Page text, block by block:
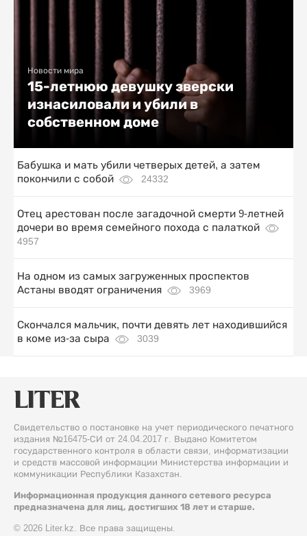
Новости мира
15-летнюю девушку зверски
изнасиловали и убили в
собственном доме
Бабушка и мать убили четверых детей, а затем
покончили с собой
24332
Отец арестован после загадочной смерти 9-летней
дочери во время семейного похода с палаткой
4957
На одном из самых загруженных проспектов
Астаны вводят ограничения
3969
Скончался мальчик, почти девять лет находившийся
в коме из-за сыра
3039
Свидетельство о постановке на учет периодического печатного
издания №16475-СИ от 24.04.2017 г. Выдано Комитетом
государственного контроля в области связи, информатизации
и средств массовой информации Министерства информации и
коммуникации Республики Казахстан.
Информационная продукция данного сетевого ресурса
предназначена для лиц, достигших 18 лет и старше.
© 2026 Liter.kz. Все права защищены.